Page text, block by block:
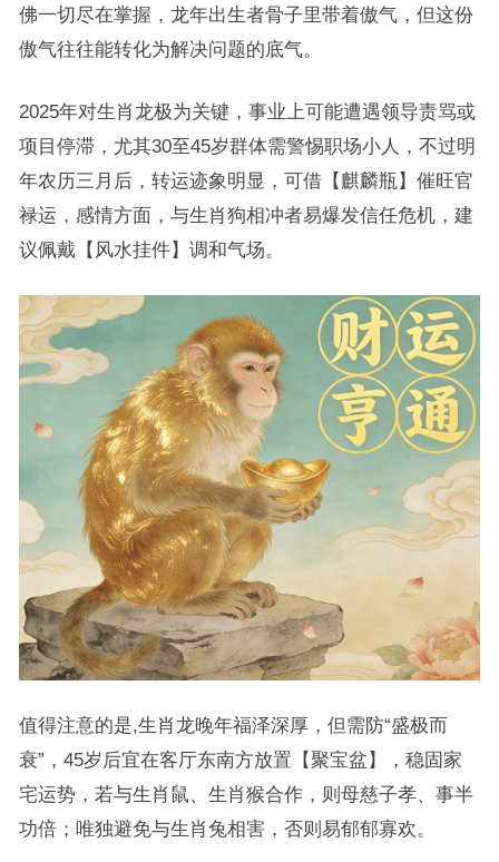
佛一切尽在掌握，龙年出生者骨子里带着傲气，但这份
傲气往往能转化为解决问题的底气。
2025年对生肖龙极为关键，事业上可能遭遇领导责骂或
项目停滞，尤其30至45岁群体需警惕职场小人，不过明
年农历三月后，转运迹象明显，可借【麒麟瓶】催旺官
禄运，感情方面，与生肖狗相冲者易爆发信任危机，建
议佩戴【风水挂件】调和气场。
值得注意的是,生肖龙晚年福泽深厚，但需防“盛极而
衰”，45岁后宜在客厅东南方放置【聚宝盆】，稳固家
宅运势，若与生肖鼠、生肖猴合作，则母慈子孝、事半
功倍；唯独避免与生肖兔相害，否则易郁郁寡欢。